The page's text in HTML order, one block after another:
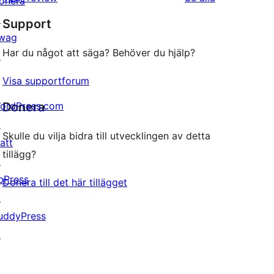
stjärnig
recension
Support
Har du något att säga? Behöver du hjälp?
Visa supportforum
Donera
Skulle du vilja bidra till utvecklingen av detta
tillägg?
Donera till det här tillägget